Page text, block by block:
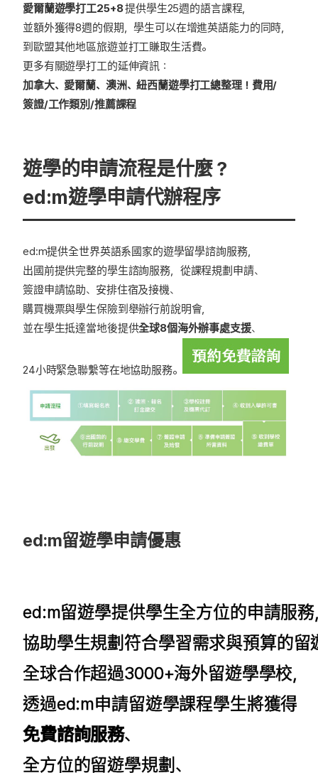
愛爾蘭遊學打工25+8提供學生25週的語言課程，
並額外獲得8週的假期，學生可以在增進英語能力的同時，
到歐盟其他地區旅遊並打工賺取生活費。
更多有關遊學打工的延伸資訊：
加拿大、愛爾蘭、澳洲、紐西蘭遊學打工總整理！費用/
簽證/工作類別/推薦課程
遊學的申請流程是什麼？
ed:m遊學申請代辦程序
ed:m提供全世界英語系國家的遊學留學諮詢服務，
出國前提供完整的學生諮詢服務，從課程規劃申請、
簽證申請協助、安排住宿及接機、
購買機票與學生保險到舉辦行前說明會，
並在學生抵達當地後提供全球8個海外辦事處支援、
24小時緊急聯繫等在地協助服務。
ed:m留遊學申請優惠
ed:m留遊學提供學生全方位的申請服務
協助學生規劃符合學習需求與預算的留
全球合作超過3000+海外留遊學學校，
透過ed:m申請留遊學課程學生將獲得
免費諮詢服務、
全方位的留遊學規劃、